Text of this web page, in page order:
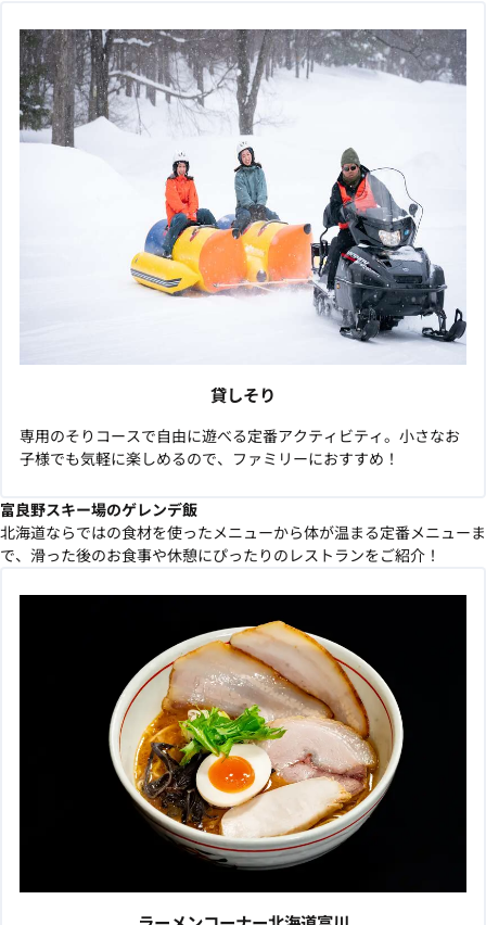
貸しそり
専用のそりコースで自由に遊べる定番アクティビティ。小さなお
子様でも気軽に楽しめるので、ファミリーにおすすめ！
富良野スキー場のゲレンデ飯
北海道ならではの食材を使ったメニューから体が温まる定番メニューま
で、滑った後のお食事や休憩にぴったりのレストランをご紹介！